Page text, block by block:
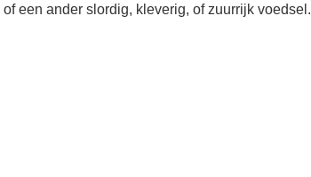
een ander slordig, kleverig, of zuurrijk voedsel.